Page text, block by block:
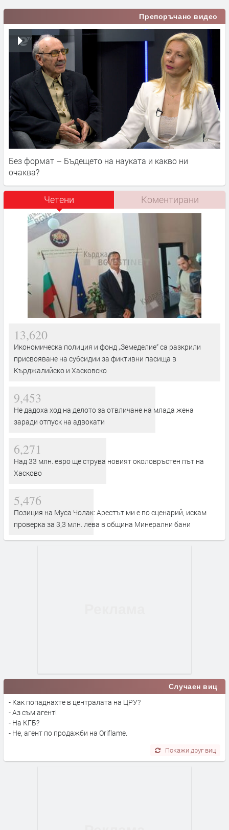
Препоръчано видео
Без формат – Бъдещето на науката и какво ни
очаква?
Четени Коментирани
13,620
Икономическа полиция и фонд „Земеделие“ са разкрили
присвояване на субсидии за фиктивни пасища в
Кърджалийско и Хасковско
9,453
Не дадоха ход на делото за отвличане на млада жена
заради отпуск на адвокати
6,271
Над 33 млн. евро ще струва новият околовръстен път на
Хасково
5,476
Позиция на Муса Чолак: Арестът ми е по сценарий, искам
проверка за 3,3 млн. лева в община Минерални бани
Случаен виц
- Как попаднахте в централата на ЦРУ?
- Аз съм агент!
- На КГБ?
- Не, агент по продажби на Oriflame.
Покажи друг виц